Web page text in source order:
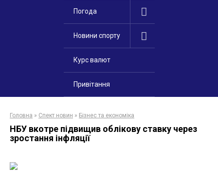
Погода
Новини спорту
Курс валют
Привітання
Головна » Спект новин » Бізнес та економіка
НБУ вкотре підвищив облікову ставку через
зростання інфляції